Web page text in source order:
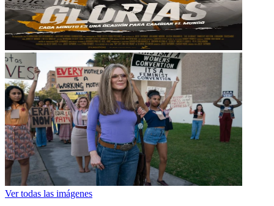
Ver todas las imágenes